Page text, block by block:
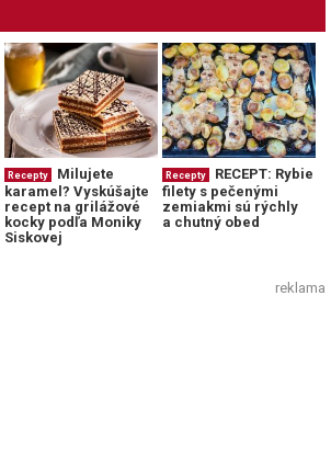
Recepty
Milujete
karamel? Vyskúšajte
recept na grilážové
kocky podľa Moniky
Siskovej
Recepty
RECEPT: Rybie
filety s pečenými
zemiakmi sú rýchly
a chutný obed
reklama